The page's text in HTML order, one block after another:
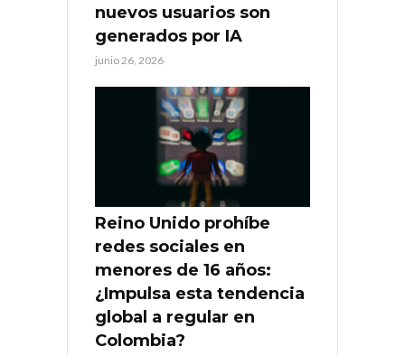
nuevos usuarios son
generados por IA
junio 26, 2026
Reino Unido prohíbe
redes sociales en
menores de 16 años:
¿Impulsa esta tendencia
global a regular en
Colombia?